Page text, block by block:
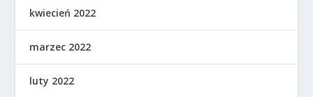
kwiecień 2022
marzec 2022
luty 2022